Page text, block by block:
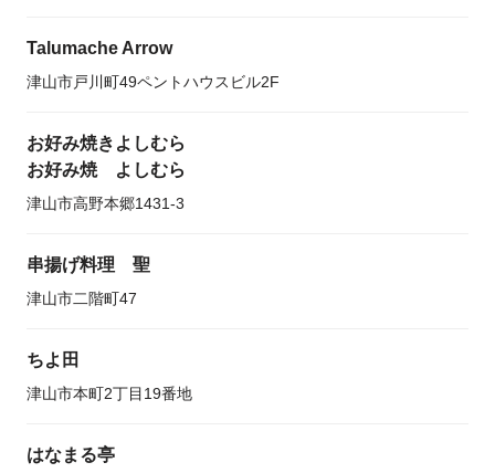
Talumache Arrow
津山市戸川町49ペントハウスビル2F
お好み焼きよしむら
お好み焼 よしむら
津山市高野本郷1431-3
串揚げ料理 聖
津山市二階町47
ちよ田
津山市本町2丁目19番地
はなまる亭